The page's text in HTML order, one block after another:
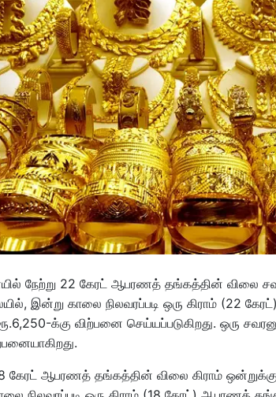
நேற்று 22 கேரட் ஆபரணத் தங்கத்தின் விலை
இன்று காலை நிலவரப்படி ஒரு கிராம் (22
க்கு விற்பனை செய்யப்படுகிறது. ஒரு
கேரட் ஆபரணத் தங்கத்தின் விலை கிராம்